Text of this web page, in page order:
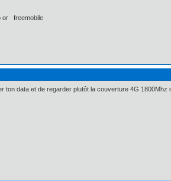
or freemobile
ton data et de regarder plutôt la couverture 4G